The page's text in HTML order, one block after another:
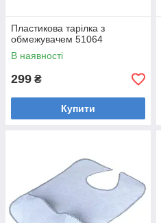
Пластикова тарілка з
обмежувачем 51064
В наявності
299 ₴
Купити